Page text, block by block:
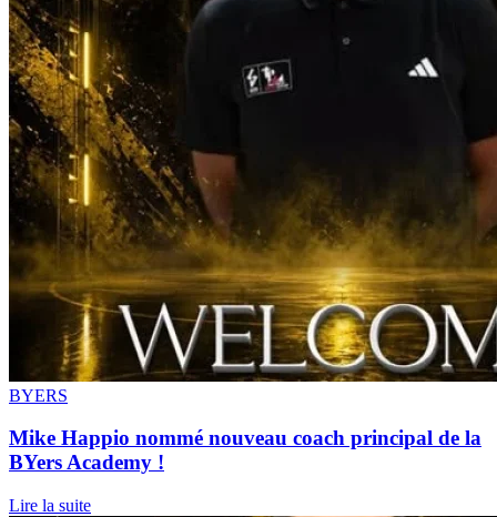
BYERS
Mike Happio nommé nouveau coach principal de la
BYers Academy !
Lire la suite